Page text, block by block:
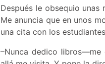
Después le obsequio
Me anuncia que en unos
una cita con los
–Nunca dedico libros—me